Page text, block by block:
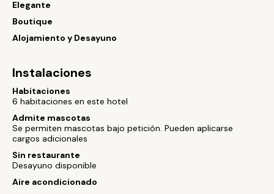
Elegante
Boutique
Alojamiento y Desayuno
Instalaciones
Habitaciones
6 habitaciones en este hotel
Admite mascotas
Se permiten mascotas bajo petición. Pueden aplicarse
cargos adicionales
Sin restaurante
Desayuno disponible
Aire acondicionado